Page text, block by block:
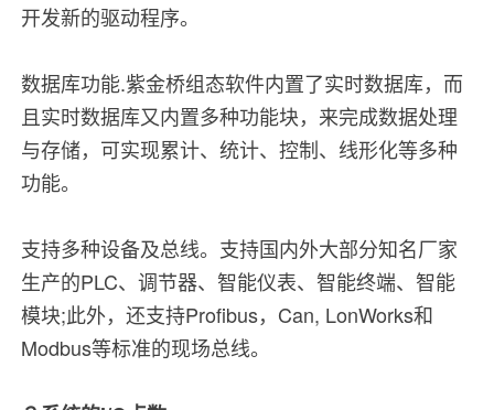
开发新的驱动程序。
数据库功能.紫金桥组态软件内置了实时数据库，而
且实时数据库又内置多种功能块，来完成数据处理
与存储，可实现累计、统计、控制、线形化等多种
功能。
支持多种设备及总线。支持国内外大部分知名厂家
生产的PLC、调节器、智能仪表、智能终端、智能
模块;此外，还支持Profibus，Can, LonWorks和
Modbus等标准的现场总线。